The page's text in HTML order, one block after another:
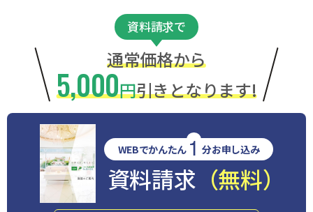
資料請求で
通常価格から
5,000円引きとなります!
WEBでかんたん 1 分お申し込み
資料請求 （無料）